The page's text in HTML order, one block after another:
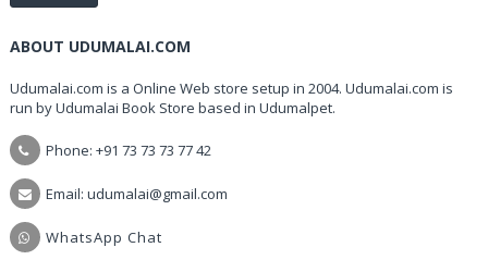
ABOUT UDUMALAI.COM
Udumalai.com is a Online Web store setup in 2004. Udumalai.com is
run by Udumalai Book Store based in Udumalpet.
Phone: +91 73 73 73 77 42
Email: udumalai@gmail.com
WhatsApp Chat